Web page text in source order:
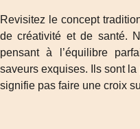
Revisitez le concept
de créativité et de santé.
pensant à l’équilibre
saveurs exquises. Ils sont
signifie pas faire une croix